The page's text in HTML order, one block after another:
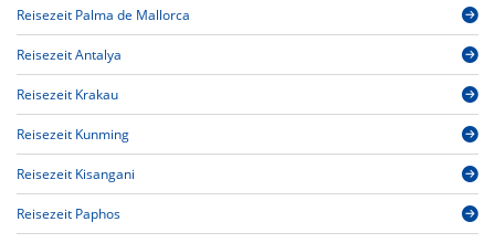
Reisezeit Palma de Mallorca
Reisezeit Antalya
Reisezeit Krakau
Reisezeit Kunming
Reisezeit Kisangani
Reisezeit Paphos